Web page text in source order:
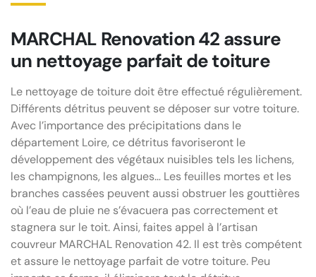
MARCHAL Renovation 42 assure
un nettoyage parfait de toiture
Le nettoyage de toiture doit être effectué régulièrement.
Différents détritus peuvent se déposer sur votre toiture.
Avec l’importance des précipitations dans le
département Loire, ce détritus favoriseront le
développement des végétaux nuisibles tels les lichens,
les champignons, les algues… Les feuilles mortes et les
branches cassées peuvent aussi obstruer les gouttières
où l’eau de pluie ne s’évacuera pas correctement et
stagnera sur le toit. Ainsi, faites appel à l’artisan
couvreur MARCHAL Renovation 42. Il est très compétent
et assure le nettoyage parfait de votre toiture. Peu